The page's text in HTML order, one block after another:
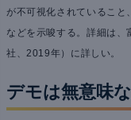
が不可視化されているこ
などを示唆する。詳細は、
社、2019年）に詳しい。
デモは無意味